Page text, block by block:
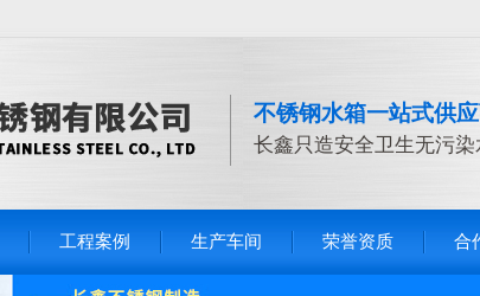
不锈钢水箱一站式供
长鑫只造安全卫生无污染
工程案例 生产车间 荣誉资质 合